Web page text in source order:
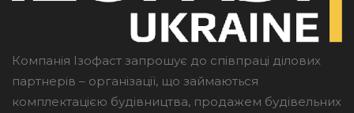
Компанія Ізофаст запрошує до співпраці ділових
партнерів – організації, що займаються
комплектацією будівництва, продажем будівельних